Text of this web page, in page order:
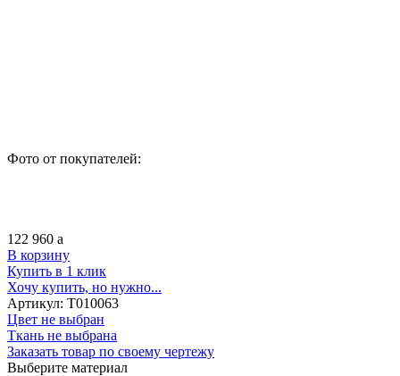
Фото от покупателей:
122 960 a
В корзину
Купить в 1 клик
Хочу купить, но нужно...
Артикул: Т010063
Цвет не выбран
Ткань не выбрана
Заказать товар по своему чертежу
Выберите материал